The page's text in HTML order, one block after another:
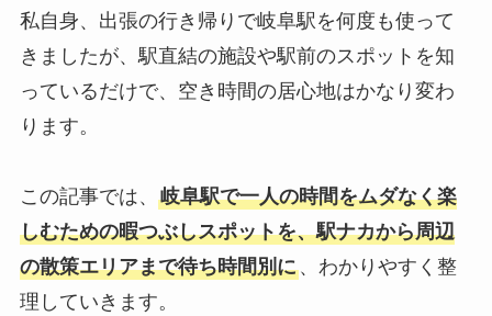
私自身、出張の行き帰りで岐阜駅を何度も使って
きましたが、駅直結の施設や駅前のスポットを知
っているだけで、空き時間の居心地はかなり変わ
ります。
この記事では、 岐阜駅で一人の時間をムダなく楽
しむための暇つぶしスポットを、駅ナカから周辺
の散策エリアまで待ち時間別に、わかりやすく整
理していきます。